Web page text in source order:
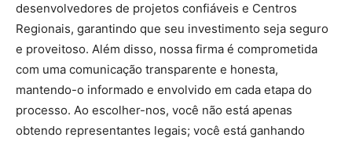
desenvolvedores de projetos confiáveis e Centros
Regionais, garantindo que seu investimento seja seguro
e proveitoso. Além disso, nossa firma é comprometida
com uma comunicação transparente e honesta,
mantendo-o informado e envolvido em cada etapa do
processo. Ao escolher-nos, você não está apenas
obtendo representantes legais; você está ganhando